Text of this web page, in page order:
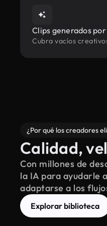
Clips generados por
Cubra vacíos
¿Por qué los creadores
Calidad,
Con millones de
la IA para ayudarle
adaptarse a los
Explorar biblioteca